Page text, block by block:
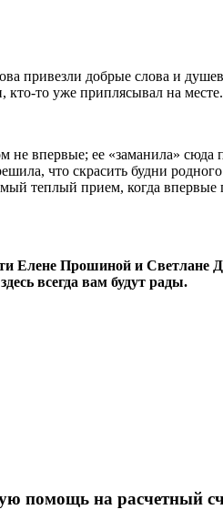
привезли добрые слова и
кто-то уже приплясывал на
впервые; ее «заманила» сюда
что скрасить будни
теплый прием, когда
Елене Прошиной и Светлане
всегда вам будут рады.
помощь на расчетный